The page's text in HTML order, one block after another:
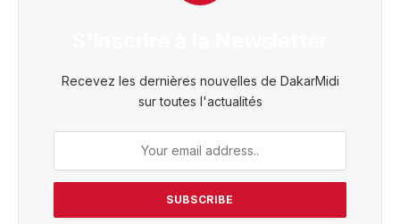
Recevez les dernières nouvelles de DakarMidi
sur toutes l'actualités